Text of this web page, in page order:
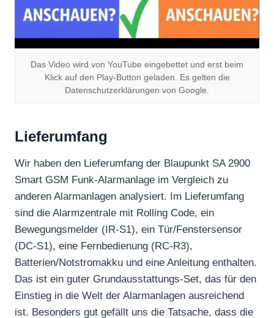
Das Video wird von YouTube eingebettet und erst beim
Klick auf den Play-Button geladen. Es gelten die
Datenschutzerklärungen von Google.
Lieferumfang
Wir haben den Lieferumfang der Blaupunkt SA 2900
Smart GSM Funk-Alarmanlage im Vergleich zu
anderen Alarmanlagen analysiert. Im Lieferumfang
sind die Alarmzentrale mit Rolling Code, ein
Bewegungsmelder (IR-S1), ein Tür/Fenstersensor
(DC-S1), eine Fernbedienung (RC-R3),
Batterien/Notstromakku und eine Anleitung enthalten.
Das ist ein guter Grundausstattungs-Set, das für den
Einstieg in die Welt der Alarmanlagen ausreichend
ist. Besonders gut gefällt uns die Tatsache, dass die